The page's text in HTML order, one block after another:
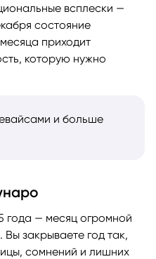
всплески —
состояние
приходит
которую нужно
и больше
года — месяц огромной
закрываете год так,
сомнений и лишних